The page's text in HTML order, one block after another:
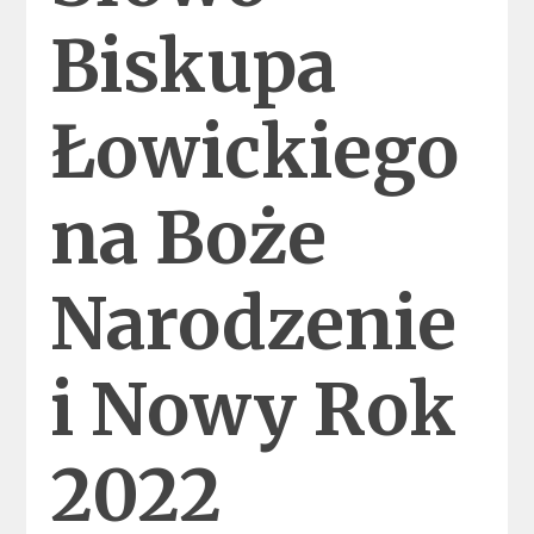
Biskupa
Łowickiego
na Boże
Narodzenie
i Nowy Rok
2022